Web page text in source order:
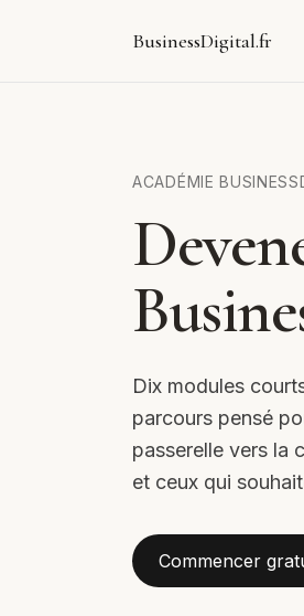
BusinessDigital.fr
ACADÉMIE
Dix modules
parcours pensé
passerelle vers la
et ceux qui
Commencer